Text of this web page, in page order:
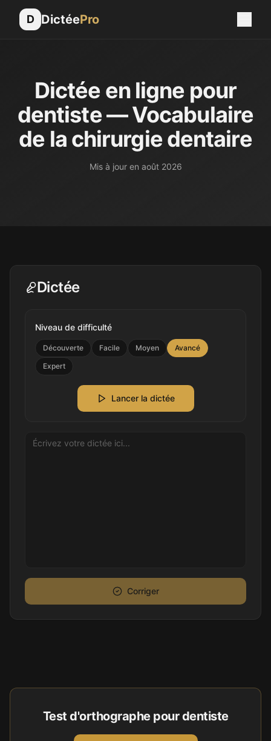
D DictéePro
Dictée en ligne pour
dentiste — Vocabulaire
de la chirurgie dentaire
Mis à jour en août 2026
Dictée
Niveau de difficulté
Découverte Facile Moyen
Avancé
Expert
Lancer la dictée
Corriger
Test d'orthographe pourdentiste